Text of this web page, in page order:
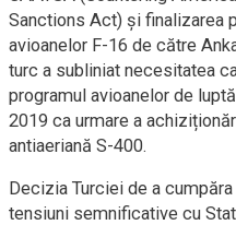
Sanctions Act) și finalizarea
avioanelor F-16 de către
turc a subliniat necesitatea
programul avioanelor de
2019 ca urmare a
antiaeriană S-400.
Decizia Turciei de a
tensiuni semnificative cu